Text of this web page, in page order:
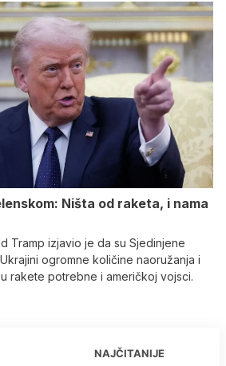
Ništa od raketa, i nama
Tramp izjavio je da su Sjedinjene
ogromne količine naoružanja i
rakete potrebne i američkoj vojsci.
NAJČITANIJE